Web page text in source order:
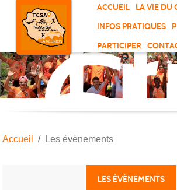
ACCUEIL
LA VIE DU
INFOS PRATIQUES
PARTICIPER
Accueil Les évènements
LES ÉVÈNEMENTS
Panneau de gestion des cookies